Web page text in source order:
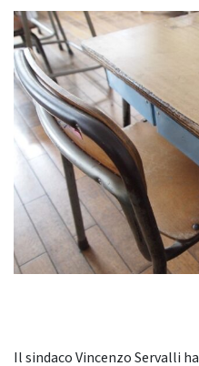
Il sindaco Vincenzo Servalli